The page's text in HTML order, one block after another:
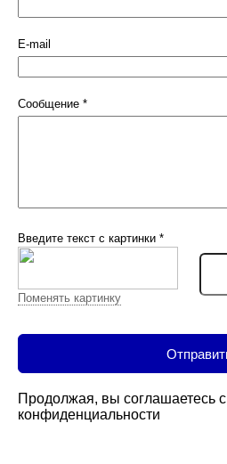
E-mail
Сообщение *
Введите текст с картинки *
Поменять картинку
Продолжая, вы соглашаетесь с
конфиденциальности